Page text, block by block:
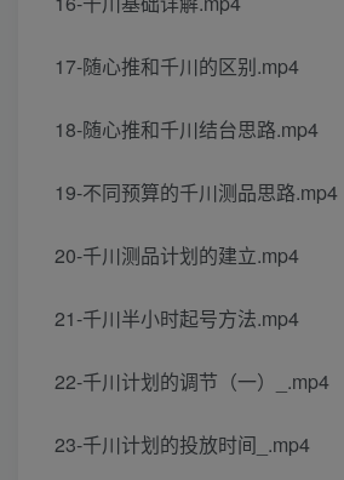
17-随心推和千川的区别.mp4
18-随心推和千川结台思路.mp4
19-不同预算的千川测品思路.mp4
20-千川测品计划的建立.mp4
21-千川半小时起号方法.mp4
22-千川计划的调节（一）_.mp4
23-千川计划的投放时间_.mp4